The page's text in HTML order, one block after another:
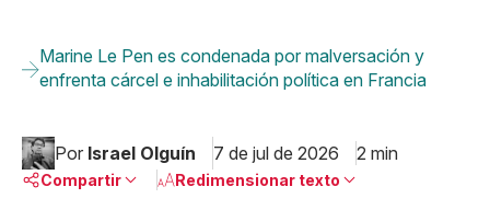
Marine Le Pen es condenada por malversación y
enfrenta cárcel e inhabilitación política en Francia
Por Israel Olguín 7 de jul de 2026 2 min
Compartir Redimensionar texto